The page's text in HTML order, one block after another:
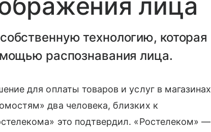
технологию, которая
распознавания лица.
для оплаты товаров и услуг в магазинах
два человека, близких к
это подтвердил. «Ростелеком» —